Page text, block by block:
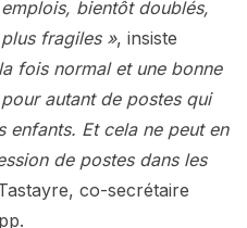
bientôt doublés,
fragiles », insiste
la fois normal et une bonne
autant de postes qui
enfants. Et cela ne peut en
de postes dans les
co-secrétaire